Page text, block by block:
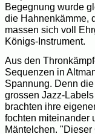
Begegnung wurde
die Hahnenkämme,
massen sich voll
Königs-Instrument.
Aus den
Sequenzen in
Spannung. Denn
grossen Jazz-
brachten ihre
fochten miteinander
Mäntelchen.